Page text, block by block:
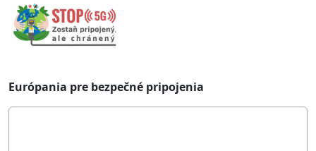
Európania pre bezpečné pripojenia